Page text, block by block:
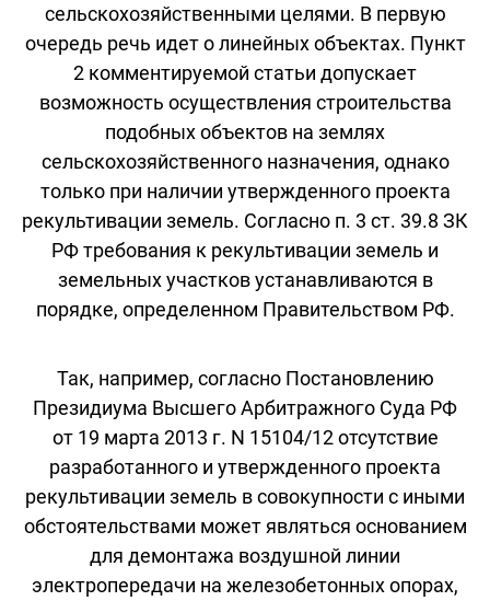
сельскохозяйственными целями. В первую
очередь речь идет о линейных объектах. Пункт
2 комментируемой статьи допускает
возможность осуществления строительства
подобных объектов на землях
сельскохозяйственного назначения, однако
только при наличии утвержденного проекта
рекультивации земель. Согласно п. 3 ст. 39.8 ЗК
РФ требования к рекультивации земель и
земельных участков устанавливаются в
порядке, определенном Правительством РФ.
Так, например, согласно Постановлению
Президиума Высшего Арбитражного Суда РФ
от 19 марта 2013 г. N 15104/12 отсутствие
разработанного и утвержденного проекта
рекультивации земель в совокупности с иными
обстоятельствами может являться основанием
для демонтажа воздушной линии
электропередачи на железобетонных опорах,